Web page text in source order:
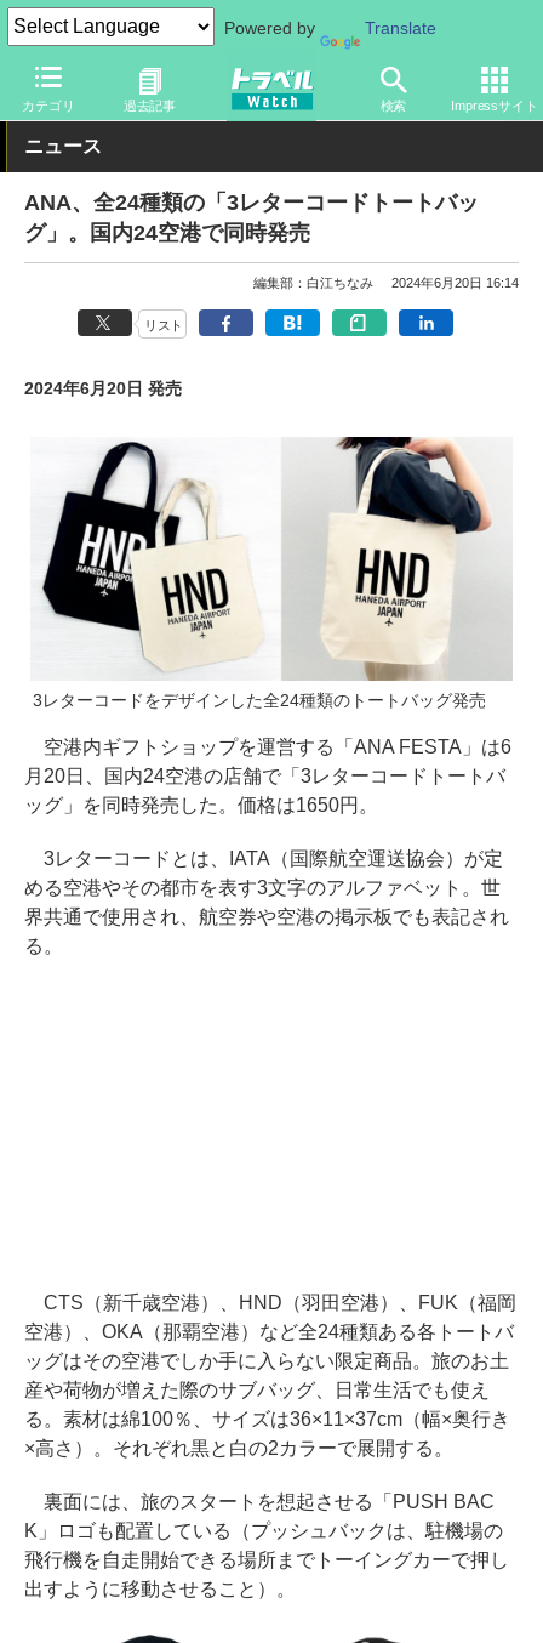
Powered by Translate
カテゴリ 過去記事 検索 Impressサイト
トラベル Watch 企業・政府・官庁 国内エアライン ANA
ニュース
ANA、全24種類の「3レターコードトートバッ
グ」。国内24空港で同時発売
編集部：白江ちなみ 2024年6月20日 16:14
リスト
2024年6月20日 発売
3レターコードをデザインした全24種類のトートバッグ発売
空港内ギフトショップを運営する「ANA FESTA」は6
月20日、国内24空港の店舗で「3レターコードトートバ
ッグ」を同時発売した。価格は1650円。
3レターコードとは、IATA（国際航空運送協会）が定
める空港やその都市を表す3文字のアルファベット。世
界共通で使用され、航空券や空港の掲示板でも表記され
る。
CTS（新千歳空港）、HND（羽田空港）、FUK（福岡
空港）、OKA（那覇空港）など全24種類ある各トートバ
ッグはその空港でしか手に入らない限定商品。旅のお土
産や荷物が増えた際のサブバッグ、日常生活でも使え
る。素材は綿100％、サイズは36×11×37cm（幅×奥行き
×高さ）。それぞれ黒と白の2カラーで展開する。
裏面には、旅のスタートを想起させる「PUSH BAC
K」ロゴも配置している（プッシュバックは、駐機場の
飛行機を自走開始できる場所までトーイングカーで押し
出すように移動させること）。